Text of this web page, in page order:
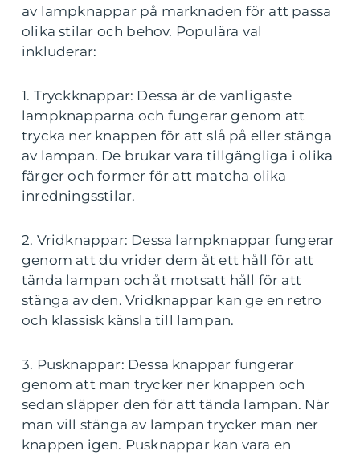
av lampknappar på marknaden för att passa
olika stilar och behov. Populära val
inkluderar:
1. Tryckknappar: Dessa är de vanligaste
lampknapparna och fungerar genom att
trycka ner knappen för att slå på eller stänga
av lampan. De brukar vara tillgängliga i olika
färger och former för att matcha olika
inredningsstilar.
2. Vridknappar: Dessa lampknappar fungerar
genom att du vrider dem åt ett håll för att
tända lampan och åt motsatt håll för att
stänga av den. Vridknappar kan ge en retro
och klassisk känsla till lampan.
3. Pusknappar: Dessa knappar fungerar
genom att man trycker ner knappen och
sedan släpper den för att tända lampan. När
man vill stänga av lampan trycker man ner
knappen igen. Pusknappar kan vara en